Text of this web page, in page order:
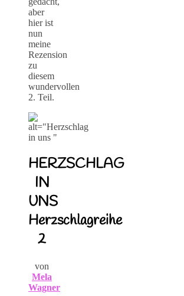
aber
hier ist
nun
meine
Rezension
zu
diesem
wundervollen
2. Teil.
HERZSCHLAG
IN
UNS
Herzschlagreihe
2
von
Mela
Wagner